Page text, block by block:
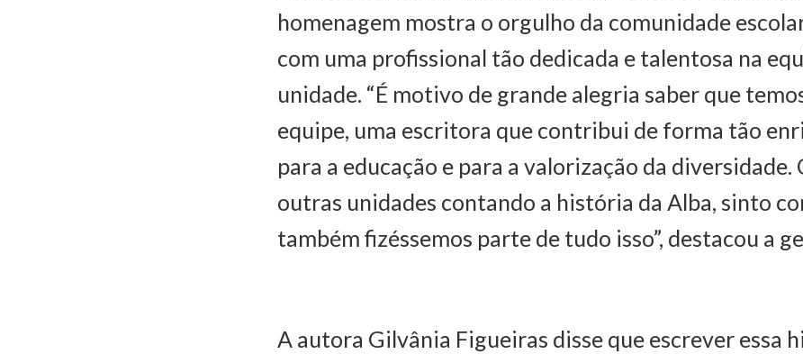
homenagem mostra o orgulho da comunidade
com uma profissional tão dedicada e talentosa na
unidade. “É motivo de grande alegria saber que
equipe, uma escritora que contribui de forma tão
para a educação e para a valorização da diversidade.
outras unidades contando a história da Alba, sinto
também fizéssemos parte de tudo isso”, destacou a
A autora Gilvânia Figueiras disse que escrever essa